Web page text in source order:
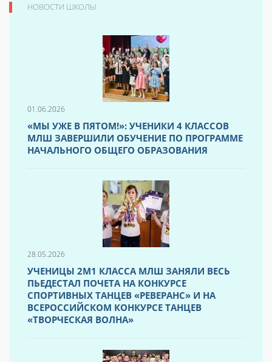
НОВОСТИ ШКОЛЫ
01.06.2026
«МЫ УЖЕ В ПЯТОМ!»: УЧЕНИКИ 4 КЛАССОВ
МЛШ ЗАВЕРШИЛИ ОБУЧЕНИЕ ПО ПРОГРАММЕ
НАЧАЛЬНОГО ОБЩЕГО ОБРАЗОВАНИЯ
28.05.2026
УЧЕНИЦЫ 2М1 КЛАССА МЛШ ЗАНЯЛИ ВЕСЬ
ПЬЕДЕСТАЛ ПОЧЕТА НА КОНКУРСЕ
СПОРТИВНЫХ ТАНЦЕВ «РЕВЕРАНС» И НА
ВСЕРОССИЙСКОМ КОНКУРСЕ ТАНЦЕВ
«ТВОРЧЕСКАЯ ВОЛНА»